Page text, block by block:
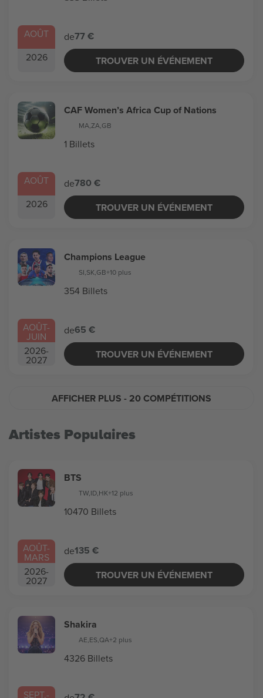
AOÛT
2026
de77 €
TROUVER UN ÉVÉNEMENT
AOÛT
2026
CAF Women’s Africa Cup of Nations
MA,ZA,GB
1 Billets
de780 €
TROUVER UN ÉVÉNEMENT
AOÛT-
JUIN
2026-
2027
Champions League
SI,SK,GB+10 plus
354 Billets
de65 €
TROUVER UN ÉVÉNEMENT
AFFICHER PLUS - 20 COMPÉTITIONS
Artistes Populaires
AOÛT-
MARS
2026-
2027
BTS
TW,ID,HK+12 plus
10470 Billets
de135 €
TROUVER UN ÉVÉNEMENT
SEPT.-
Shakira
AE,ES,QA+2 plus
4326 Billets